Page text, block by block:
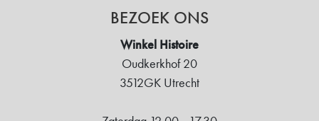
BEZOEK ONS
Winkel Histoire
Oudkerkhof 20
3512GK Utrecht